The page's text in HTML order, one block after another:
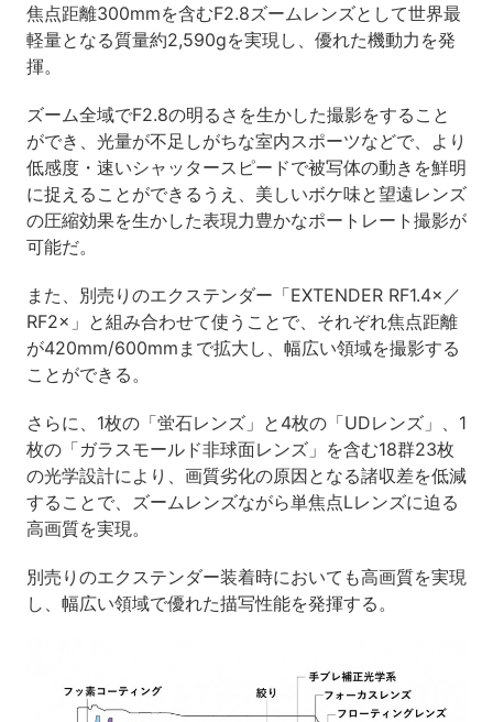
焦点距離300mmを含むF2.8ズームレンズとして世界最
軽量となる質量約2,590gを実現し、優れた機動力を発
揮。
ズーム全域でF2.8の明るさを生かした撮影をすること
ができ、光量が不足しがちな室内スポーツなどで、より
低感度・速いシャッタースピードで被写体の動きを鮮明
に捉えることができるうえ、美しいボケ味と望遠レンズ
の圧縮効果を生かした表現力豊かなポートレート撮影が
可能だ。
また、別売りのエクステンダー「EXTENDER RF1.4×／
RF2×」と組み合わせて使うことで、それぞれ焦点距離
が420mm/600mmまで拡大し、幅広い領域を撮影する
ことができる。
さらに、1枚の「蛍石レンズ」と4枚の「UDレンズ」、1
枚の「ガラスモールド非球面レンズ」を含む18群23枚
の光学設計により、画質劣化の原因となる諸収差を低減
することで、ズームレンズながら単焦点Lレンズに迫る
高画質を実現。
別売りのエクステンダー装着時においても高画質を実現
し、幅広い領域で優れた描写性能を発揮する。